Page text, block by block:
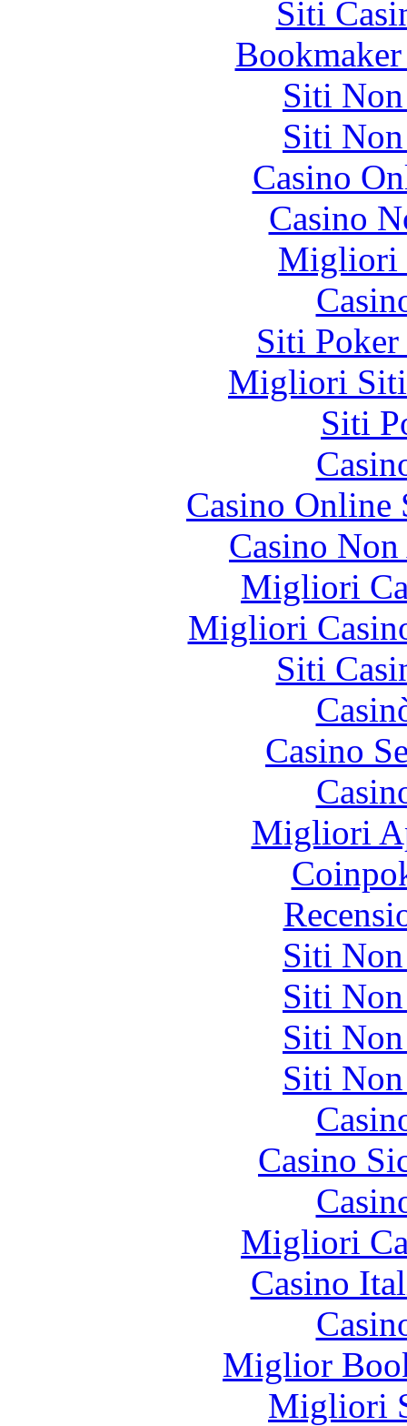
Siti
Siti
Siti
Casino
Casino
Migliori
Siti
Migliori Siti
Siti
Casino
Casino
Migliori
Migliori
Siti
Casino
Migliori
Siti
Siti
Siti
Siti
Casino
Migliori
Casino
Miglior
Migliori